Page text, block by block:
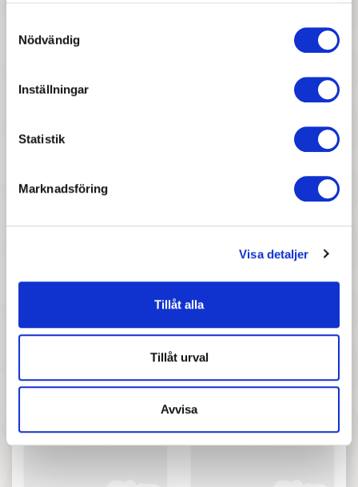
Nödvändig
Inställningar
Statistik
Marknadsföring
Visa detaljer
Tillåt alla
Tillåt urval
Avvisa
527 :-
Brigbys - Drakhuvud
1 047 :-
Vägghylla
397 :-